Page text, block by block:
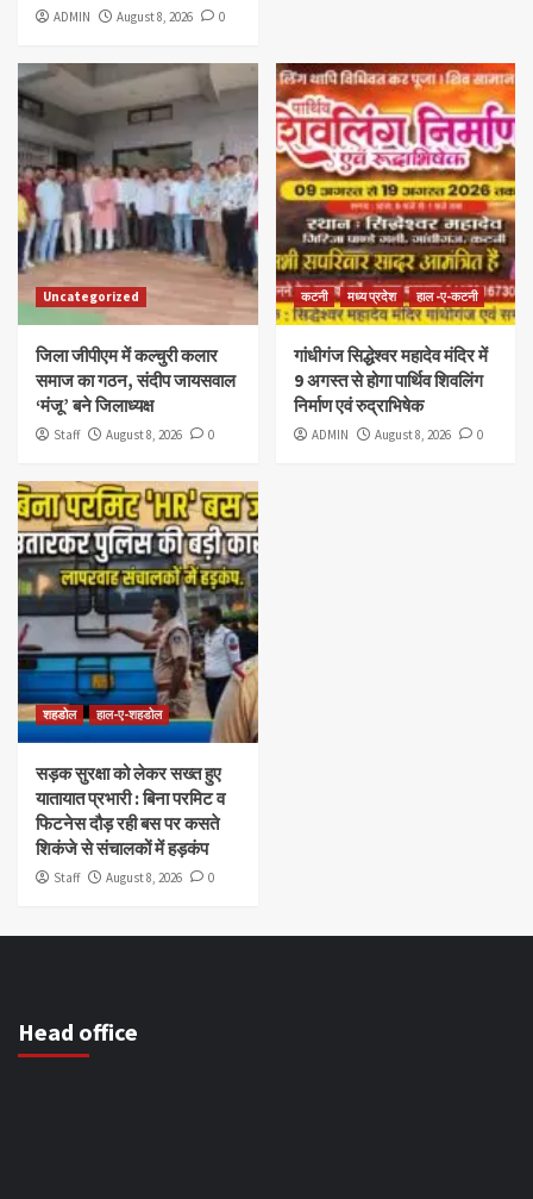
ADMIN August 8, 2026 0
Uncategorized
जिला जीपीएम में कल्चुरी कलार
समाज का गठन, संदीप जायसवाल
‘मंजू’ बने जिलाध्यक्ष
Staff August 8, 2026 0
कटनी मध्य प्रदेश हाल -ए-कटनी
गांधीगंज सिद्धेश्वर महादेव मंदिर में
9 अगस्त से होगा पार्थिव शिवलिंग
निर्माण एवं रुद्राभिषेक
ADMIN August 8, 2026 0
शहडोल हाल-ए-शहडोल
सड़क सुरक्षा को लेकर सख्त हुए
यातायात प्रभारी : बिना परमिट व
फिटनेस दौड़ रही बस पर कसते
शिकंजे से संचालकों में हड़कंप
Staff August 8, 2026 0
Head office